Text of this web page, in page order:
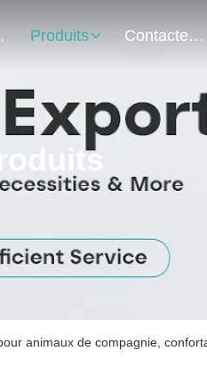
Produits Contactez-Nous
animaux de compagnie,